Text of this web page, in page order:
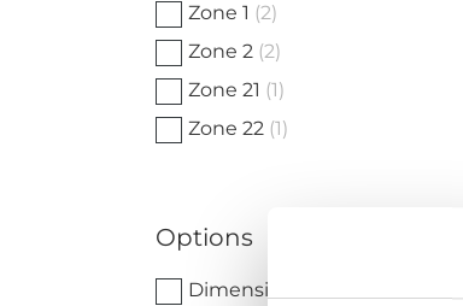
Zone 1 (2)
Zone 2 (2)
Zone 21 (1)
Zone 22 (1)
Options
Dimensions compactes